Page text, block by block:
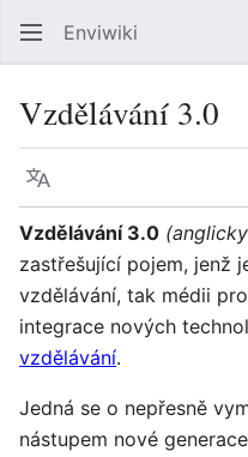
Enviwiki
Vzdělávání 3.0
Jazyk
Vzdělávání 3.0
zastřešující pojem, jenž
vzdělávání, tak médii
integrace nových
vzdělávání.
Jedná se o nepřesně
nástupem nové